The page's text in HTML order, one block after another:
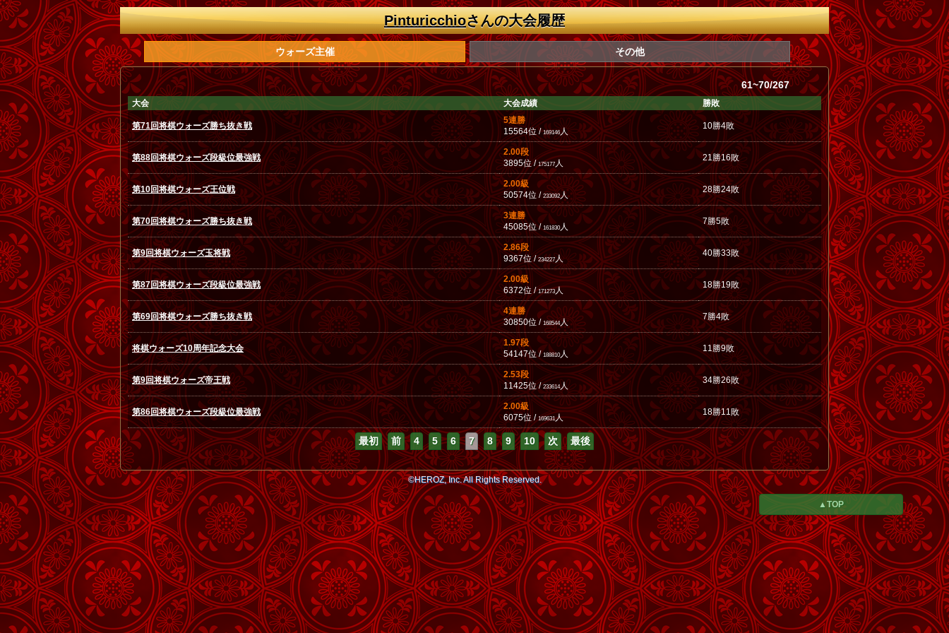
Pinturicchioさんの大会履歴
ウォーズ主催 その他
61~70/267
大会 大会成績 勝敗
第71回将棋ウォーズ勝ち抜き戦
5連勝
15564位 /169146人
10勝4敗
第88回将棋ウォーズ段級位最強戦
2.00段
3895位 /175177 人
21勝16敗
第10回将棋ウォーズ王位戦
2.00級
50574位 / 233092人
28勝24敗
第70回将棋ウォーズ勝ち抜き戦
3連勝
45085位 /161830人
7勝5敗
第9回将棋ウォーズ玉将戦
2.86段
9367位 /234227人
40勝33敗
第87回将棋ウォーズ段級位最強戦
2.00級
6372位 /171273人
18勝19敗
第69回将棋ウォーズ勝ち抜き戦
4連勝
30850位 / 168544人
7勝4敗
将棋ウォーズ10周年記念大会
1.97段
54147位 /188810人
11勝9敗
第9回将棋ウォーズ帝王戦
2.53段
11425位 /233614人
34勝26敗
第86回将棋ウォーズ段級位最強戦
2.00級
6075位 /169631人
18勝11敗
最初 前 4 5 6 7 8 9 10 次 最後
©HEROZ, Inc. All Rights Reserved.
▲TOP